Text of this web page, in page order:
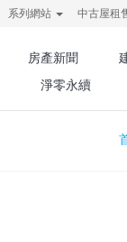
系列網站 中古屋租
房產新聞
淨零永續